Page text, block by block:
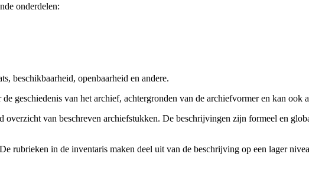
onderdelen:
beschikbaarheid, openbaarheid en andere.
geschiedenis van het archief, achtergronden van de archiefvormer en kan ook
van beschreven archiefstukken. De beschrijvingen zijn formeel en
rubrieken in de inventaris maken deel uit van de beschrijving op een lager